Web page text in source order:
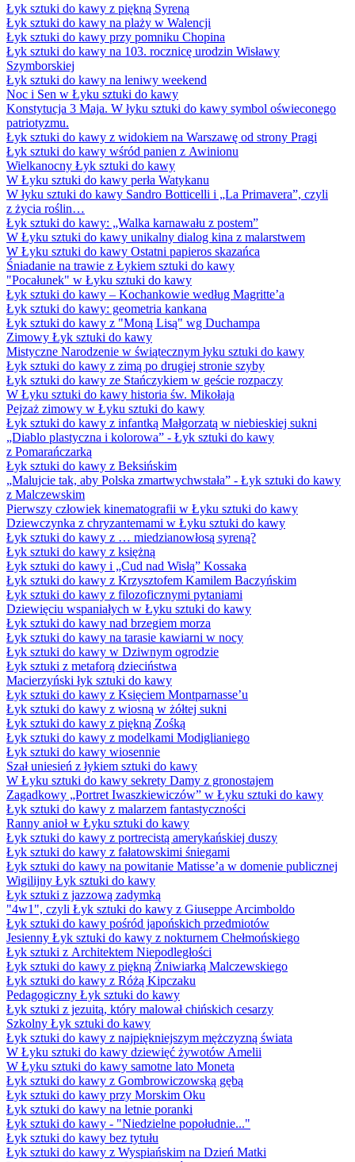
Łyk sztuki do kawy z piękną Syreną
Łyk sztuki do kawy na plaży w Walencji
Łyk sztuki do kawy przy pomniku Chopina
Łyk sztuki do kawy na 103. rocznicę urodzin Wisławy
Szymborskiej
Łyk sztuki do kawy na leniwy weekend
Noc i Sen w Łyku sztuki do kawy
Konstytucja 3 Maja. W łyku sztuki do kawy symbol oświeconego
patriotyzmu.
Łyk sztuki do kawy z widokiem na Warszawę od strony Pragi
Łyk sztuki do kawy wśród panien z Awinionu
Wielkanocny Łyk sztuki do kawy
W Łyku sztuki do kawy perła Watykanu
W łyku sztuki do kawy Sandro Botticelli i „La Primavera”, czyli
z życia roślin…
Łyk sztuki do kawy: „Walka karnawału z postem”
W Łyku sztuki do kawy unikalny dialog kina z malarstwem
W Łyku sztuki do kawy Ostatni papieros skazańca
Śniadanie na trawie z Łykiem sztuki do kawy
"Pocałunek" w Łyku sztuki do kawy
Łyk sztuki do kawy – Kochankowie według Magritte’a
Łyk sztuki do kawy: geometria kankana
Łyk sztuki do kawy z "Moną Lisą" wg Duchampa
Zimowy Łyk sztuki do kawy
Mistyczne Narodzenie w świątecznym łyku sztuki do kawy
Łyk sztuki do kawy z zimą po drugiej stronie szyby
Łyk sztuki do kawy ze Stańczykiem w geście rozpaczy
W Łyku sztuki do kawy historia św. Mikołaja
Pejzaż zimowy w Łyku sztuki do kawy
Łyk sztuki do kawy z infantką Małgorzatą w niebieskiej sukni
„Diablo plastyczna i kolorowa” - Łyk sztuki do kawy
z Pomarańczarką
Łyk sztuki do kawy z Beksińskim
„Malujcie tak, aby Polska zmartwychwstała” - Łyk sztuki do kawy
z Malczewskim
Pierwszy człowiek kinematografii w Łyku sztuki do kawy
Dziewczynka z chryzantemami w Łyku sztuki do kawy
Łyk sztuki do kawy z … miedzianowłosą syreną?
Łyk sztuki do kawy z księżną
Łyk sztuki do kawy i „Cud nad Wisłą” Kossaka
Łyk sztuki do kawy z Krzysztofem Kamilem Baczyńskim
Łyk sztuki do kawy z filozoficznymi pytaniami
Dziewięciu wspaniałych w Łyku sztuki do kawy
Łyk sztuki do kawy nad brzegiem morza
Łyk sztuki do kawy na tarasie kawiarni w nocy
Łyk sztuki do kawy w Dziwnym ogrodzie
Łyk sztuki z metaforą dzieciństwa
Macierzyński łyk sztuki do kawy
Łyk sztuki do kawy z Księciem Montparnasse’u
Łyk sztuki do kawy z wiosną w żółtej sukni
Łyk sztuki do kawy z piękną Zośką
Łyk sztuki do kawy z modelkami Modiglianiego
Łyk sztuki do kawy wiosennie
Szał uniesień z łykiem sztuki do kawy
W Łyku sztuki do kawy sekrety Damy z gronostajem
Zagadkowy „Portret Iwaszkiewiczów” w Łyku sztuki do kawy
Łyk sztuki do kawy z malarzem fantastyczności
Ranny anioł w Łyku sztuki do kawy
Łyk sztuki do kawy z portrecistą amerykańskiej duszy
Łyk sztuki do kawy z fałatowskimi śniegami
Łyk sztuki do kawy na powitanie Matisse’a w domenie publicznej
Wigilijny Łyk sztuki do kawy
Łyk sztuki z jazzową zadymką
"4w1", czyli Łyk sztuki do kawy z Giuseppe Arcimboldo
Łyk sztuki do kawy pośród japońskich przedmiotów
Jesienny Łyk sztuki do kawy z nokturnem Chełmońskiego
Łyk sztuki z Architektem Niepodległości
Łyk sztuki do kawy z piękną Żniwiarką Malczewskiego
Łyk sztuki do kawy z Różą Kipczaku
Pedagogiczny Łyk sztuki do kawy
Łyk sztuki z jezuitą, który malował chińskich cesarzy
Szkolny Łyk sztuki do kawy
Łyk sztuki do kawy z najpiękniejszym mężczyzną świata
W Łyku sztuki do kawy dziewięć żywotów Amelii
W Łyku sztuki do kawy samotne lato Moneta
Łyk sztuki do kawy z Gombrowiczowską gębą
Łyk sztuki do kawy przy Morskim Oku
Łyk sztuki do kawy na letnie poranki
Łyk sztuki do kawy - "Niedzielne popołudnie..."
Łyk sztuki do kawy bez tytułu
Łyk sztuki do kawy z Wyspiańskim na Dzień Matki